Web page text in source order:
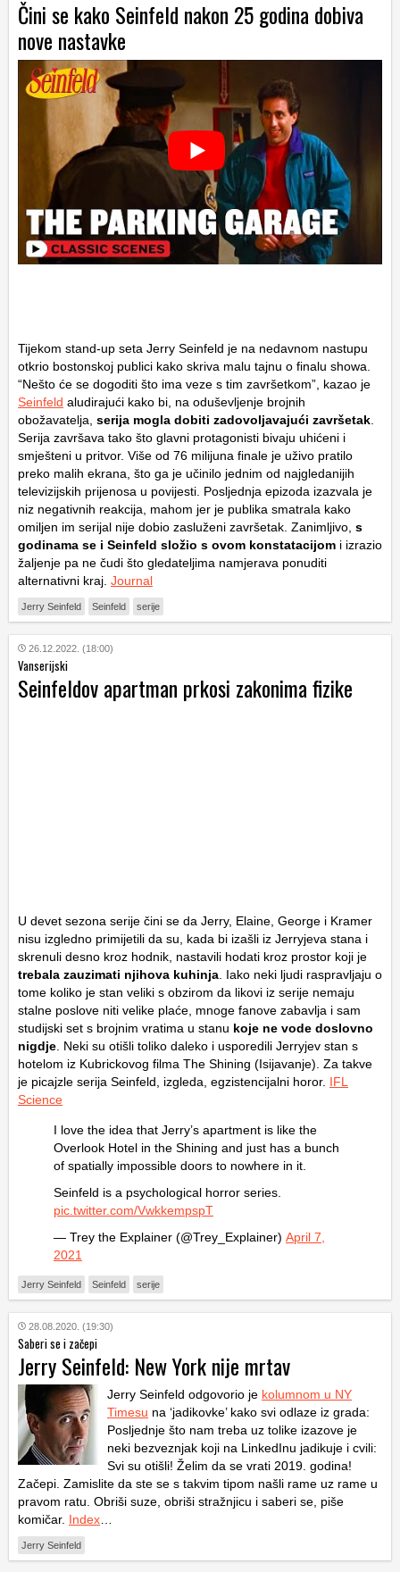
Čini se kako Seinfeld nakon 25 godina dobiva
nove nastavke
Tijekom stand-up seta Jerry Seinfeld je na nedavnom nastupu
otkrio bostonskoj publici kako skriva malu tajnu o finalu showa.
“Nešto će se dogoditi što ima veze s tim završetkom”, kazao je
Seinfeld aludirajući kako bi, na oduševljenje brojnih
obožavatelja, serija mogla dobiti zadovoljavajući završetak
Serija završava tako što glavni protagonisti bivaju uhićeni i
smješteni u pritvor. Više od 76 milijuna finale je uživo pratilo
preko malih ekrana, što ga je učinilo jednim od najgledanijih
televizijskih prijenosa u povijesti. Posljednja epizoda izazvala je
niz negativnih reakcija, mahom jer je publika smatrala kako
omiljen im serijal nije dobio zasluženi završetak. Zanimljivo, s
godinama se i Seinfeld složio s ovom konstatacijom i izrazio
žaljenje pa ne čudi što gledateljima namjerava ponuditi
alternativni kraj. Journal
Jerry Seinfeld Seinfeld serije
26.12.2022. (18:00)
Vanserijski
Seinfeldov apartman prkosi zakonima fizike
U devet sezona serije čini se da Jerry, Elaine, George i Kramer
nisu izgledno primijetili da su, kada bi izašli iz Jerryjeva stana i
skrenuli desno kroz hodnik, nastavili hodati kroz prostor koji je
trebala zauzimati njihova kuhinja. Iako neki ljudi raspravljaju o
tome koliko je stan veliki s obzirom da likovi iz serije nemaju
stalne poslove niti velike plaće, mnoge fanove zabavlja i sam
studijski set s brojnim vratima u stanu koje ne vode doslovno
nigdje. Neki su otišli toliko daleko i usporedili Jerryjev stan s
hotelom iz Kubrickovog filma The Shining (Isijavanje). Za takve
je picajzle serija Seinfeld, izgleda, egzistencijalni horor. IFL
Science
I love the idea that Jerry’s apartment is like the
Overlook Hotel in the Shining and just has a bunch
of spatially impossible doors to nowhere in it.
Seinfeld is a psychological horror series.
pic.twitter.com/VwkkempspT
— Trey the Explainer (@Trey_Explainer) April 7,
2021
Jerry Seinfeld Seinfeld serije
28.08.2020. (19:30)
Saberi se i začepi
Jerry Seinfeld: New York nije mrtav
Jerry Seinfeld odgovorio je kolumnom u NY
Timesu na ‘jadikovke’ kako svi odlaze iz grada:
Posljednje što nam treba uz tolike izazove je
neki bezveznjak koji na LinkedInu jadikuje i cvili:
Svi su otišli! Želim da se vrati 2019. godina!
Začepi. Zamislite da ste se s takvim tipom našli rame uz rame u
pravom ratu. Obriši suze, obriši stražnjicu i saberi se, piše
komičar. Index…
Jerry Seinfeld